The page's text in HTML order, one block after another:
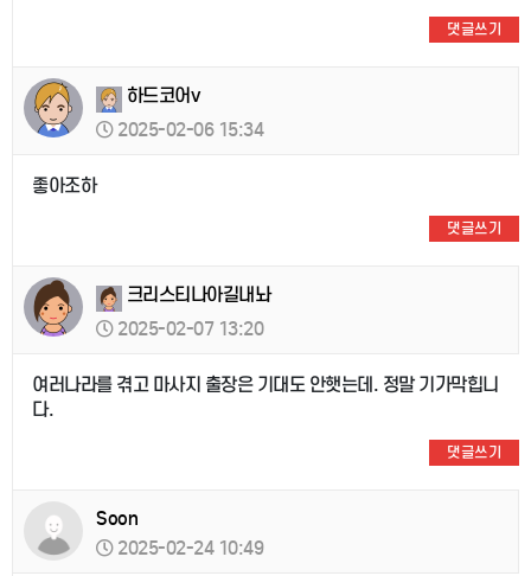
댓글쓰기
하드코어v
2025-02-06 15:34
좋아조하
댓글쓰기
크리스티나아길내놔
2025-02-07 13:20
여러나라를 겪고 마사지 출장은 기대도 안햇는데. 정말 기가막힙니
다.
댓글쓰기
Soon
2025-02-24 10:49